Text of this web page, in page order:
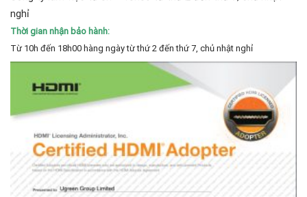
nghỉ
Thời gian nhận bảo hành:
Từ 10h đến 18h00 hàng ngày từ thứ 2 đến thứ 7, chủ nhật nghỉ